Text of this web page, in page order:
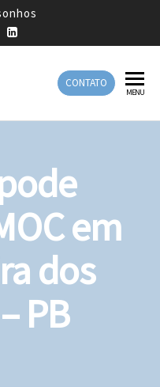
CONTATO
MENU
em
dos
PB